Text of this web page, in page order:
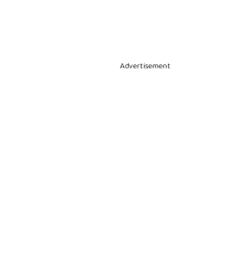
Advertisement